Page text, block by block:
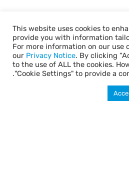
This website uses cookies to
provide you with information
For more information on our use
our Privacy Notice. By clicking
to the use of ALL the cookies.
"Cookie Settings" to provide a